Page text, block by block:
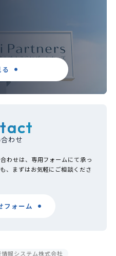
わせ
わせは、専用フォームにて承っ
、まずはお気軽にご相談くださ
フォーム
情報システム株式会社